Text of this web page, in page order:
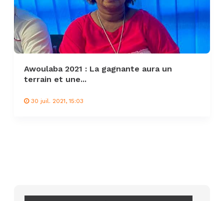
Awoulaba 2021 : La gagnante aura un
terrain et une...
30 juil. 2021, 15:03